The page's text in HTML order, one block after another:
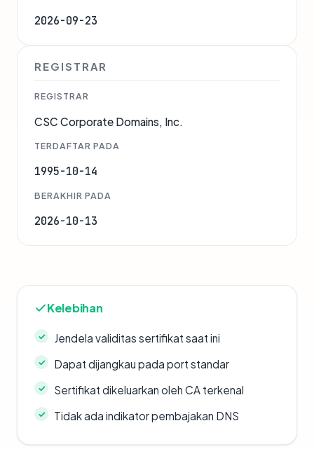
2026-09-23
REGISTRAR
REGISTRAR
CSC Corporate Domains, Inc.
TERDAFTAR PADA
1995-10-14
BERAKHIR PADA
2026-10-13
Kelebihan
Jendela validitas sertifikat saat ini
Dapat dijangkau pada port standar
Sertifikat dikeluarkan oleh CA terkenal
Tidak ada indikator pembajakan DNS